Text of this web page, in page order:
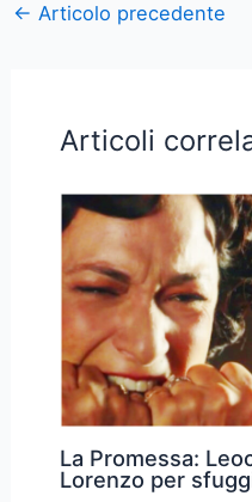
← Articolo precedente
Articoli
La Promessa:
Lorenzo per